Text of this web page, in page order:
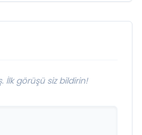
İlk görüşü siz bildirin!